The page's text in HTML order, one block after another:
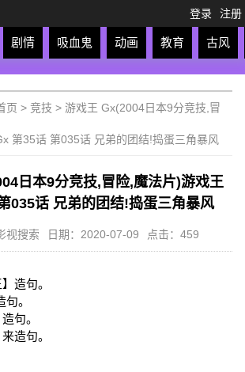
登录 注册
剧情 吸血鬼 动画 教育 古风
幻 亲子 格斗 运动 恋爱 竞
页 > 竞技 > 游戏王 Gx(2004日本9分竞技,冒
第35话 第035话 兄弟的团结!捣蛋三角暴风
日本9分竞技,冒险,魔法片)游戏王
035话 兄弟的团结!捣蛋三角暴风
视搜索 日期：2020-07-09 点击：459
造句。
。
句。
造句。